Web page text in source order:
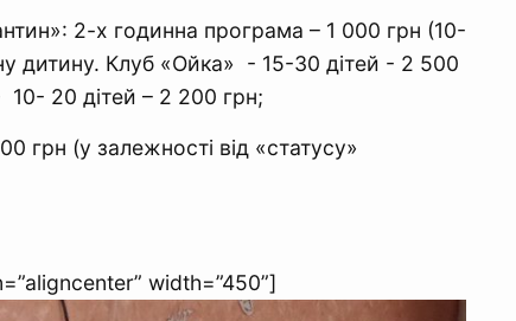
2-х годинна програма – 1 000 грн (10-
дитину. Клуб «Ойка» - 15-30 дітей - 2 500
10- 20 дітей – 2 200 грн;
грн (у залежності від «статусу»
width=”450”]